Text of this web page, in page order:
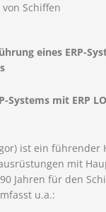
Schiffen
eines ERP-
Systems mit ERP
ist ein
mit
Jahren für den
u.a.: